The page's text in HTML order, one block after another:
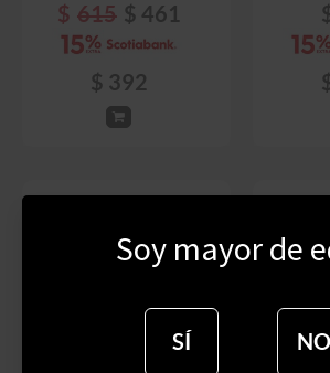
$ 615 $ 461
$ 392
Soy mayor de
SÍ NO